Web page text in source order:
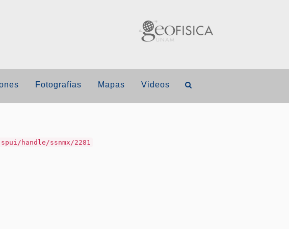
Fotografías Mapas Videos
handle/ssnmx/2281